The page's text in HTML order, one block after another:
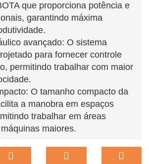
que proporciona potência e
garantindo máxima
avançado: O sistema
para fornecer controle
permitindo trabalhar com maior
O tamanho compacto da
a manobra em espaços
trabalhar em áreas
maiores.